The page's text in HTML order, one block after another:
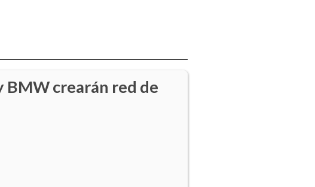
BMW crearán red de